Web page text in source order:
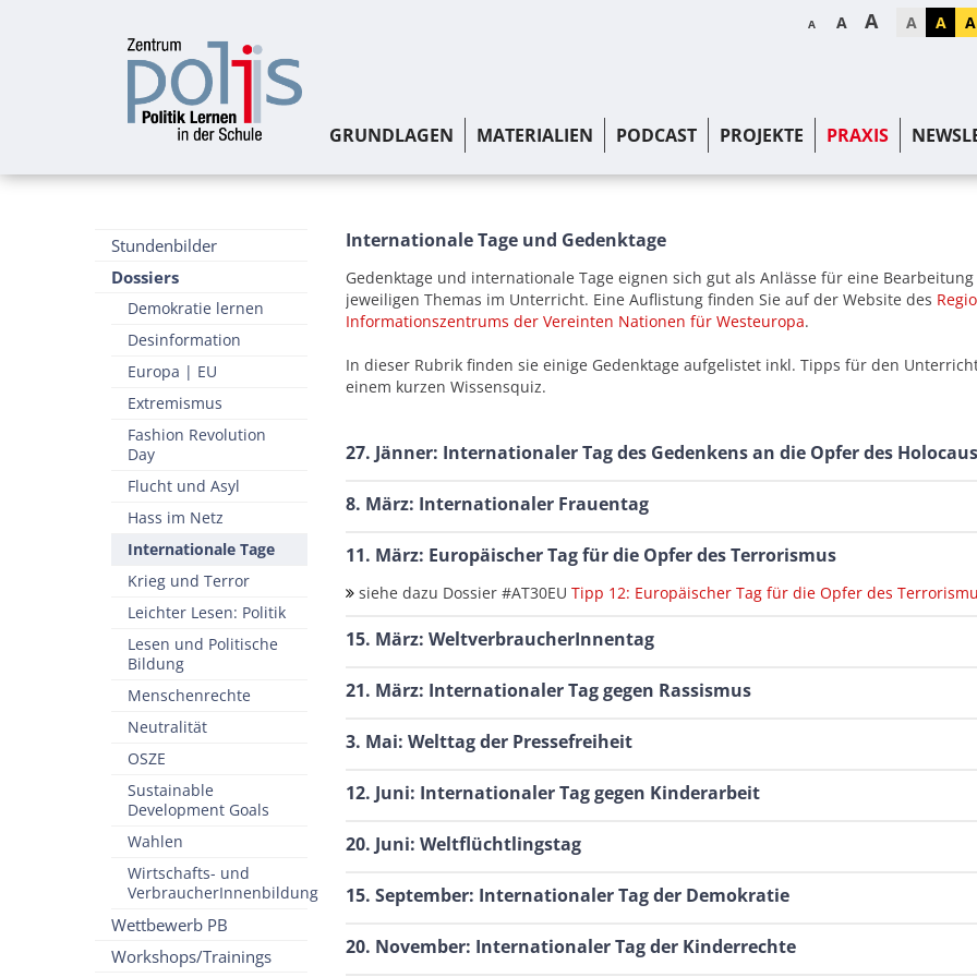
A A A A A A
GRUNDLAGEN MATERIALIEN PODCAST PROJEKTE PRAXIS
Stundenbilder
Dossiers
Demokratie lernen
Desinformation
Europa | EU
Extremismus
Fashion Revolution
Day
Flucht und Asyl
Hass im Netz
Internationale Tage
Krieg und Terror
Leichter Lesen: Politik
Lesen und Politische
Bildung
Menschenrechte
Neutralität
OSZE
Sustainable
Development Goals
Wahlen
Wirtschafts- und
VerbraucherInnenbildung
Wettbewerb PB
Workshops/Trainings
Internationale Tage und Gedenktage
Gedenktage und internationale Tage eignen sich gut als Anlässe für eine Bearbeitung
jeweiligen Themas im Unterricht. Eine Auflistung finden Sie auf der Website des
Informationszentrums der Vereinten Nationen für Westeuropa.
In dieser Rubrik finden sie einige Gedenktage aufgelistet inkl. Tipps für den
einem kurzen Wissensquiz.
27. Jänner: Internationaler Tag des Gedenkens an die Opfer des
8. März: Internationaler Frauentag
11. März: Europäischer Tag für die Opfer des Terrorismus
siehe dazu Dossier #AT30EU Tipp 12: Europäischer Tag für die Opfer des
15. März: WeltverbraucherInnentag
21. März: Internationaler Tag gegen Rassismus
3. Mai: Welttag der Pressefreiheit
12. Juni: Internationaler Tag gegen Kinderarbeit
20. Juni: Weltflüchtlingstag
15. September: Internationaler Tag der Demokratie
20. November: Internationaler Tag der Kinderrechte